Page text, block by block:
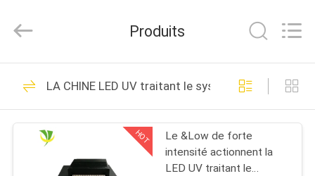
MAISON
PRODUITS
Syochi
Electronics
All
Reserved.
LED UV traitant le
système
70
Produits
LA CHINE LED UV traitant le système
HOT
Le &Low de forte
intensité actionnent la
LED UV traitant le